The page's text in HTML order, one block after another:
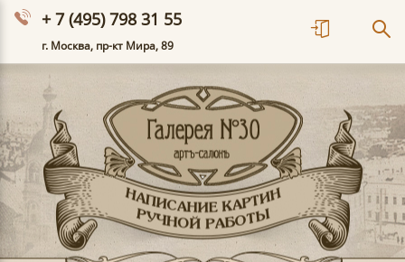
+ 7 (495) 798 31 55
г. Москва, пр-кт Мира, 89